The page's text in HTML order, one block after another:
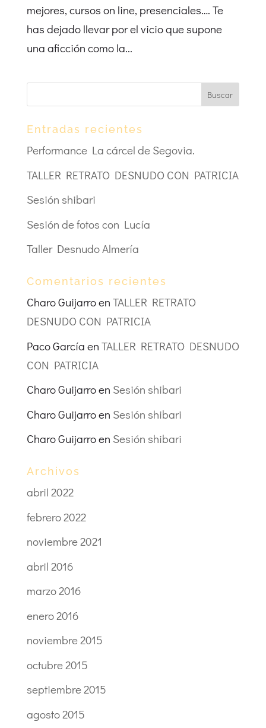
mejores, cursos on line, presenciales…. Te
has dejado llevar por el vicio que supone
una aficción como la...
Entradas recientes
Performance La cárcel de Segovia.
TALLER RETRATO DESNUDO CON PATRICIA
Sesión shibari
Sesión de fotos con Lucía
Taller Desnudo Almería
Comentarios recientes
Charo Guijarroen TALLER RETRATO
DESNUDO CON PATRICIA
Paco García en TALLER RETRATO DESNUDO
CON PATRICIA
Charo Guijarroen Sesión shibari
Charo Guijarroen Sesión shibari
Charo Guijarroen Sesión shibari
Archivos
abril 2022
febrero 2022
noviembre 2021
abril 2016
marzo 2016
enero 2016
noviembre 2015
octubre 2015
septiembre 2015
agosto 2015